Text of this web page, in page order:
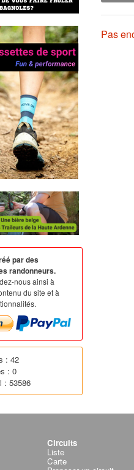
Pas
par des
randonneurs.
nous ainsi à
du site et à
: 42
: 0
: 53586
Circuits
Liste
Carte